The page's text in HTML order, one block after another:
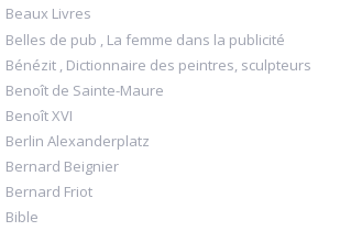
Beaux Livres
Belles de pub , La femme dans la publicité
Bénézit , Dictionnaire des peintres, sculpteurs
Benoît de Sainte-Maure
Benoît XVI
Berlin Alexanderplatz
Bernard Beignier
Bernard Friot
Bible